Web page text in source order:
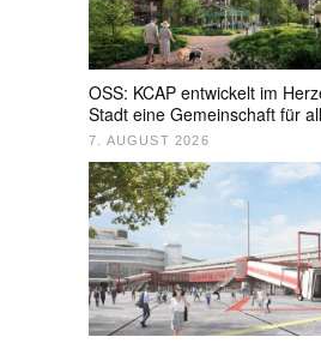
OSS: KCAP entwickelt im
Stadt eine Gemeinschaft für
7. AUGUST 2026